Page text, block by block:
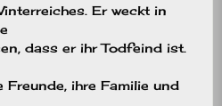
Er weckt in
dass er ihr Todfeind ist.
Freunde, ihre Familie und